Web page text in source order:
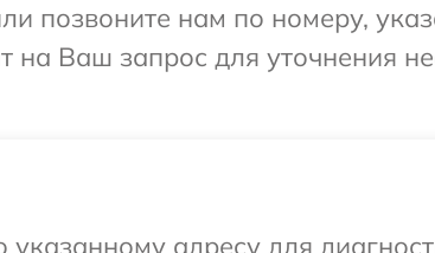
позвоните нам по номеру,
на Ваш запрос для уточнения
адресу для